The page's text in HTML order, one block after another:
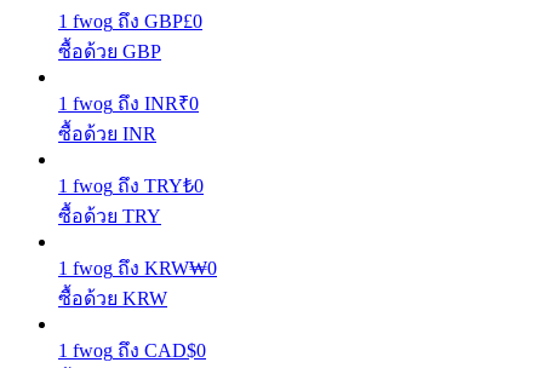
ผลตอบแทนสูงและเข้าถึงได้ทันที
Launchpool
การเซ้งแบบยืดหยุ่นเพื่อรับโทเคนยอดนิยม
1 fwog ถึง GBP£0
ซื้อด้วย GBP
1 fwog ถึง INR₹0
ซื้อด้วย INR
1 fwog ถึง TRY₺0
ซื้อด้วย TRY
1 fwog ถึง KRW₩0
ซื้อด้วย KRW
1 fwog ถึง CAD$0